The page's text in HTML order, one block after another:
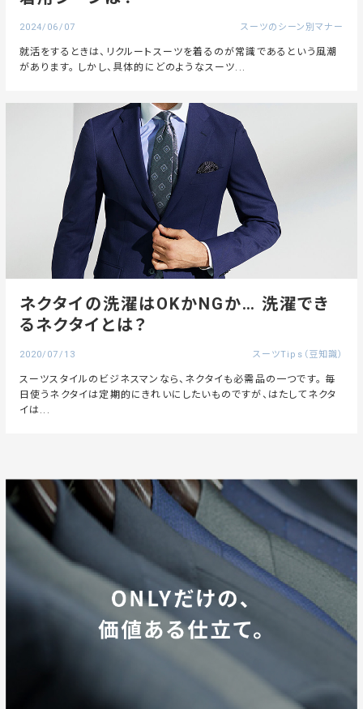
2024/06/07 スーツのシーン別マナー
就活をするときは、リクルートスーツを着るのが常識であるという風潮
があります。 しかし、具体的にどのようなスーツ...
ネクタイの洗濯はOKかNGか… 洗濯でき
るネクタイとは？
2020/07/13 スーツTips（豆知識）
スーツスタイルのビジネスマンなら、ネクタイも必需品の一つです。 毎
日使うネクタイは定期的にきれいにしたいものですが、はたしてネクタ
イは...